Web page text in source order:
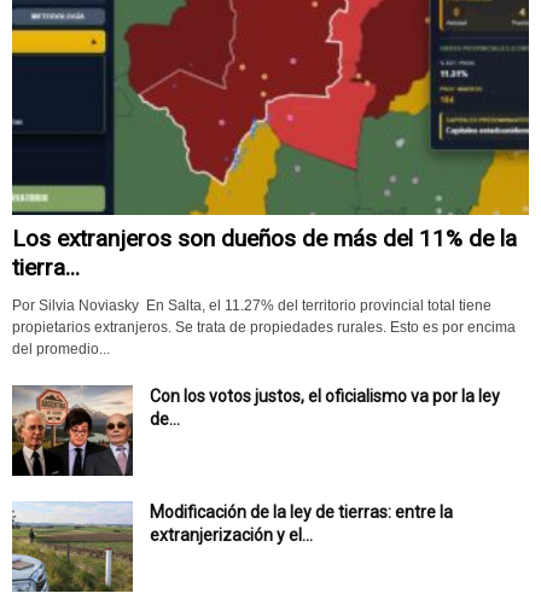
Los extranjeros son dueños de más del 11% de la
tierra...
Por Silvia Noviasky En Salta, el 11.27% del territorio provincial total tiene
propietarios extranjeros. Se trata de propiedades rurales. Esto es por encima
del promedio...
Con los votos justos, el oficialismo va por la ley
de...
Modificación de la ley de tierras: entre la
extranjerización y el...